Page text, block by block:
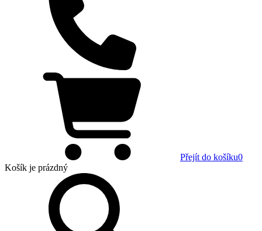
Přejít do košíku0
Košík je prázdný